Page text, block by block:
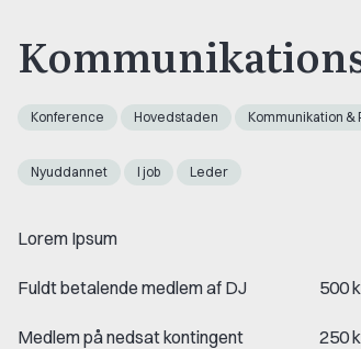
Konference Hovedstaden Kommunikation &
Nyuddannet I job Leder
Lorem Ipsum
Fuldt betalende medlem af DJ 500 kr.
Medlem på nedsat kontingent 250 kr.